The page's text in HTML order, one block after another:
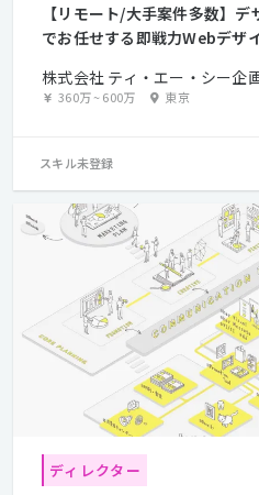
【リモート/大手案件多数】
でお任せする即戦力Webデザ
株式会社 ティ・エー・シー企
360万~600万 東京
スキル未登録
ディレクター